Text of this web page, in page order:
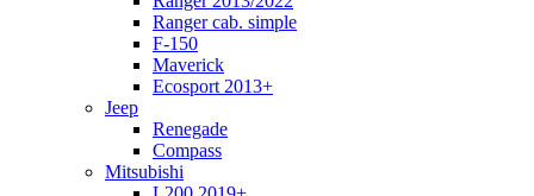
Ranger cab. simple
F-150
Maverick
Ecosport 2013+
Jeep
Renegade
Compass
Mitsubishi